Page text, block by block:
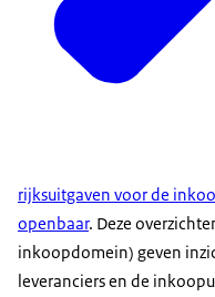
rijksuitgaven voor de
openbaar. Deze
inkoopdomein) geven
leveranciers en de